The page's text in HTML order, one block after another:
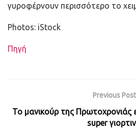
γυροφέρνουν περισσότερο το
Photos: iStock
Πηγή
Previous Post
Το μανικούρ της Πρωτοχρονιάς
super